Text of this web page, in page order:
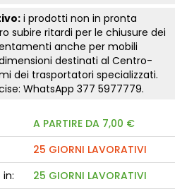
i prodotti non in pronta
subire ritardi per le chiusure dei
anche per mobili
destinati al Centro-
dei trasportatori specializzati.
WhatsApp 377 5977779.
A PARTIRE DA 7,00 €
25 GIORNI LAVORATIVI
25 GIORNI LAVORATIVI